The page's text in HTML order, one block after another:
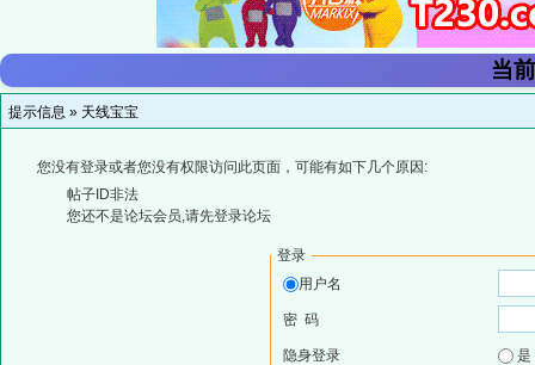
当
提示信息 » 天线宝宝
您没有登录或者您没有权限访问此页面，可能有如下几个原因:
帖子ID非法
您还不是论坛会员,请先登录论坛
登录
用户名
密 码
隐身登录